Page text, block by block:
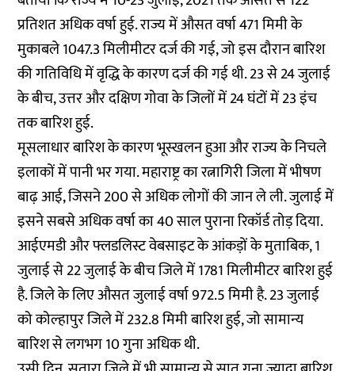
प्रतिशत अधिक वर्षा हुई. राज्य में औसत वर्षा 471 मिमी के
मुकाबले 1047.3 मिलीमीटर दर्ज की गई, जो इस दौरान बारिश
की गतिविधि में वृद्धि के कारण दर्ज की गई थी. 23 से 24 जुलाई
के बीच, उत्तर और दक्षिण गोवा के जिलों में 24 घंटों में 23 इंच
तक बारिश हुई.
मूसलाधार बारिश के कारण भूस्खलन हुआ और राज्य के निचले
इलाकों में पानी भर गया. महाराष्ट्र का रत्नागिरी जिला में भीषण
बाढ़ आई, जिसने 200 से अधिक लोगों की जान ले ली. जुलाई में
इसने सबसे अधिक वर्षा का 40 साल पुराना रिकॉर्ड तोड़ दिया.
आईएमडी और फ्लडलिस्ट वेबसाइट के आंकड़ों के मुताबिक, 1
जुलाई से 22 जुलाई के बीच जिले में 1781 मिलीमीटर बारिश हुई
है. जिले के लिए औसत जुलाई वर्षा 972.5 मिमी है. 23 जुलाई
को कोल्हापुर जिले में 232.8 मिमी बारिश हुई, जो सामान्य
बारिश से लगभग 10 गुना अधिक थी.